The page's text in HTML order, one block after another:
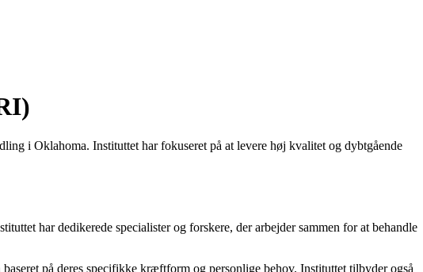
i Oklahoma. Instituttet har fokuseret på at levere høj kvalitet og dybtgående
har dedikerede specialister og forskere, der arbejder sammen for at behandle
på deres specifikke kræftform og personlige behov. Instituttet tilbyder også